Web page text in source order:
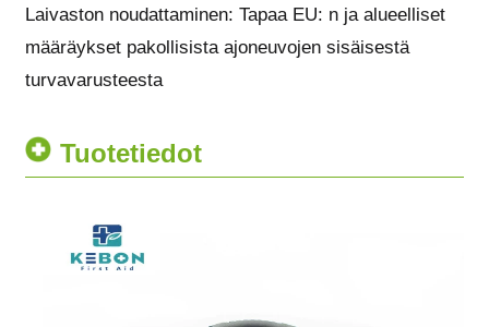
Laivaston noudattaminen: Tapaa EU: n ja alueelliset
määräykset pakollisista ajoneuvojen sisäisestä
turvavarusteesta
Tuotetiedot